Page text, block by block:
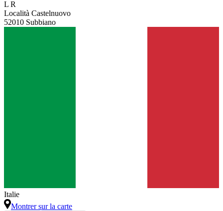
L R
Località Castelnuovo
52010 Subbiano
Italie
Montrer sur la carte